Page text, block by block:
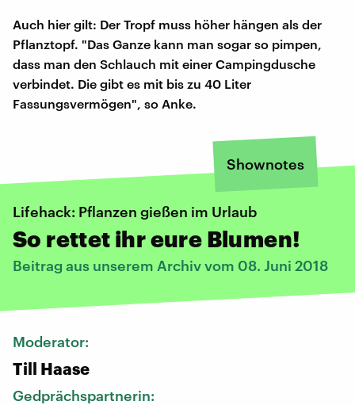
Auch hier gilt: Der Tropf muss höher hängen als der
Pflanztopf. "Das Ganze kann man sogar so pimpen,
dass man den Schlauch mit einer Campingdusche
verbindet. Die gibt es mit bis zu 40 Liter
Fassungsvermögen", so Anke.
Shownotes
Lifehack: Pflanzen gießen im Urlaub
So rettet ihr eure Blumen!
Beitrag aus unserem Archiv vom 08. Juni 2018
Moderator:
Till Haase
Gedprächspartnerin: